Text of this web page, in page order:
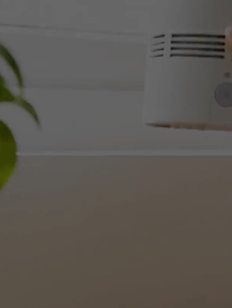
ロマのトイレ用セ